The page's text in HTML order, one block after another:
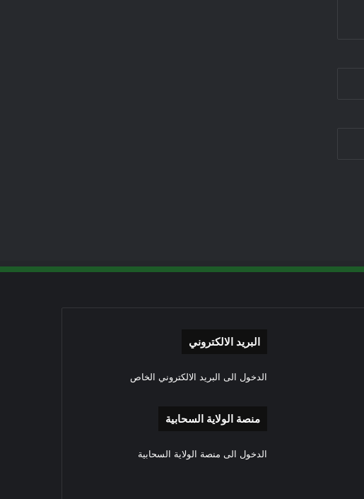
البريد الالكتروني
الدخول الى البريد الالكتروني الخاص
منصة الولاية السحابية
الدخول الى منصة الولاية السحابية